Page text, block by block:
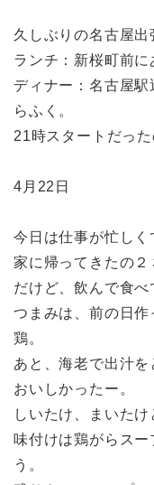
久しぶりの名古屋出
ランチ：新桜町前に
ディナー：名古屋
らふく。
21時スタートだった
4月22日
今日は仕事が忙しく
家に帰ってきたの２
だけど、飲んで食べ
つまみは、前の日作
鶏。
あと、海老で出汁を
おいしかったー。
しいたけ、まいたけ
味付けは鶏がらスー
う。